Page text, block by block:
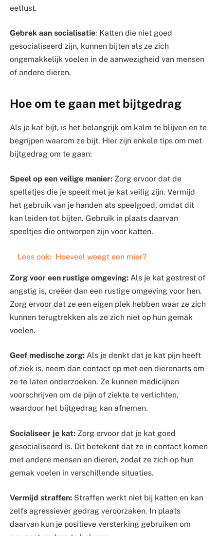
eetlust.
Gebrek aan socialisatie: Katten die niet goed
gesocialiseerd zijn, kunnen bijten als ze zich
ongemakkelijk voelen in de aanwezigheid van mensen
of andere dieren.
Hoe om te gaan met bijtgedrag
Als je kat bijt, is het belangrijk om kalm te blijven en te
begrijpen waarom ze bijt. Hier zijn enkele tips om met
bijtgedrag om te gaan:
Speel op een veilige manier: Zorg ervoor dat de
spelletjes die je speelt met je kat veilig zijn. Vermijd
het gebruik van je handen als speelgoed, omdat dit
kan leiden tot bijten. Gebruik in plaats daarvan
speeltjes die ontworpen zijn voor katten.
Lees ook: Hoeveel weegt een mier?
Zorg voor een rustige omgeving: Als je kat gestrest of
angstig is, creëer dan een rustige omgeving voor hen.
Zorg ervoor dat ze een eigen plek hebben waar ze zich
kunnen terugtrekken als ze zich niet op hun gemak
voelen.
Geef medische zorg: Als je denkt dat je kat pijn heeft
of ziek is, neem dan contact op met een dierenarts om
ze te laten onderzoeken. Ze kunnen medicijnen
voorschrijven om de pijn of ziekte te verlichten,
waardoor het bijtgedrag kan afnemen.
Socialiseer je kat: Zorg ervoor dat je kat goed
gesocialiseerd is. Dit betekent dat ze in contact komen
met andere mensen en dieren, zodat ze zich op hun
gemak voelen in verschillende situaties.
Vermijd straffen: Straffen werkt niet bij katten en kan
zelfs agressiever gedrag veroorzaken. In plaats
daarvan kun je positieve versterking gebruiken om